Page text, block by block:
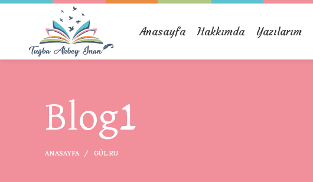
Anasayfa Hakkımda Yazılarım
Blog1
ANASAYFA GÜLRU